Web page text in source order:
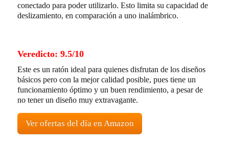
conectado para poder utilizarlo. Esto limita su capacidad de
deslizamiento, en comparación a uno inalámbrico.
Veredicto: 9.5/10
Este es un ratón ideal para quienes disfrutan de los diseños
básicos pero con la mejor calidad posible, pues tiene un
funcionamiento óptimo y un buen rendimiento, a pesar de
no tener un diseño muy extravagante.
Ver ofertas del día en Amazon